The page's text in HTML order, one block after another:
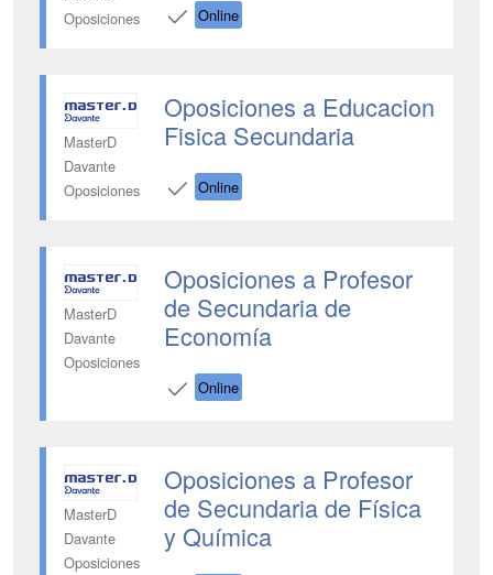
Oposiciones
Online
MasterD
Davante
Oposiciones
Oposiciones a Educacion
Fisica Secundaria
Online
MasterD
Davante
Oposiciones
Oposiciones a Profesor
de Secundaria de
Economía
Online
MasterD
Davante
Oposiciones
Oposiciones a Profesor
de Secundaria de Física
y Química